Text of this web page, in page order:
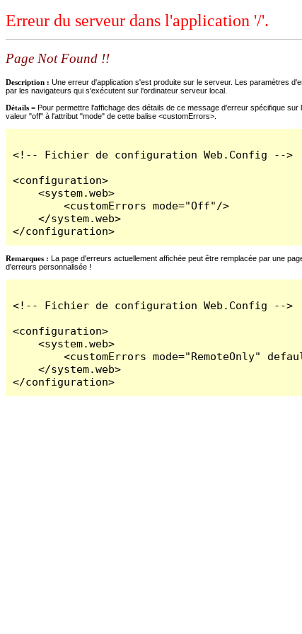
Erreur du serveur dans l'application '/'.
Page Not Found !!
Description : Une erreur d'application s'est produite sur le serveur. Les paramètres
par les navigateurs qui s'exécutent sur l'ordinateur serveur local.
Détails = Pour permettre l'affichage des détails de ce message d'erreur spécifique
valeur "off" à l'attribut "mode" de cette balise <customErrors>.
<!-- Fichier de configuration Web.Config -->
<configuration>
    <system.web>
        <customErrors mode="Off"/>
    </system.web>
</configuration>
Remarques : La page d'erreurs actuellement affichée peut être remplacée par une
d'erreurs personnalisée !
<!-- Fichier de configuration Web.Config -->
<configuration>
    <system.web>
<customErrors mode="RemoteOnly"
    </system.web>
</configuration>